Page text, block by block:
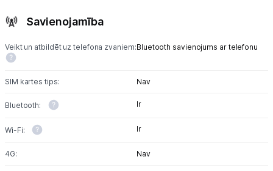
Savienojamība
Veikt un atbildēt uz telefona zvaniem:Bluetooth savienojums ar telefonu
SIM kartes tips: Nav
Bluetooth: Ir
Wi-Fi: Ir
4G: Nav